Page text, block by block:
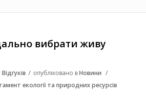
вибрати живу
Відгуків / опубліковано вНовини /
екології та природних ресурсів